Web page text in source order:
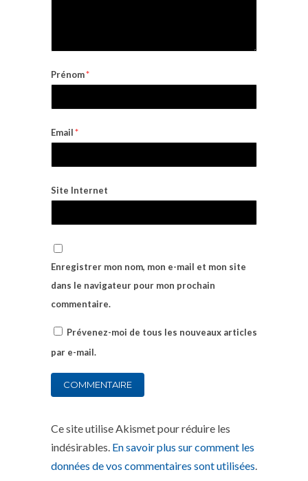
Prénom*
Email*
Site Internet
Enregistrer mon nom, mon e-mail et mon site
dans le navigateur pour mon prochain
commentaire.
Prévenez-moi de tous les nouveaux articles
par e-mail.
Ce site utilise Akismet pour réduire les
indésirables. En savoir plus sur comment les
données de vos commentaires sont utilisées.